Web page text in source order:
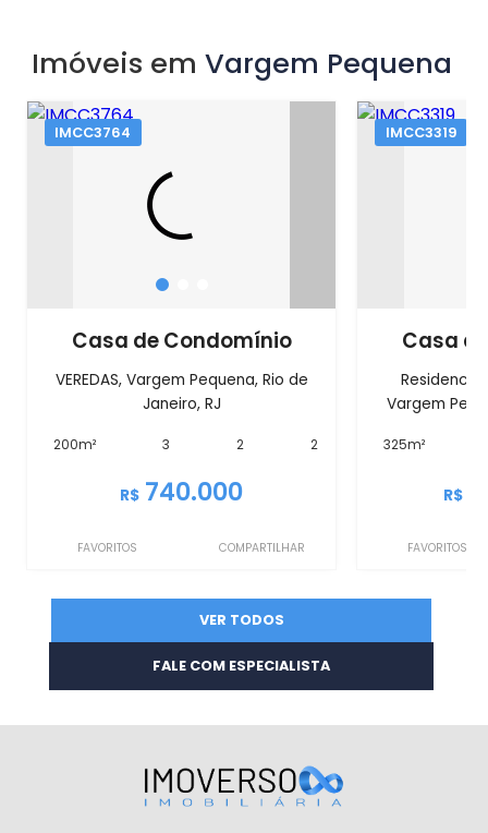
Imóveis em Vargem Pequena
IMCC3764
Casa de Condomínio
VEREDAS, Vargem Pequena, Rio de
Janeiro, RJ
200m² 3 2 2
R$ 740.000
FAVORITOS COMPARTILHAR
IMCC3319
Casa
Vargem
325m²
R$
FAVORITOS
VER TODOS
FALE COM ESPECIALISTA